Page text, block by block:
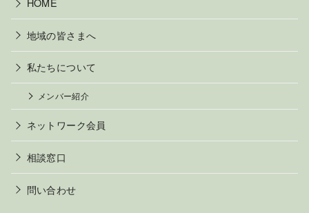
地域の皆さまへ
私たちについて
メンバー紹介
ネットワーク会員
相談窓口
問い合わせ